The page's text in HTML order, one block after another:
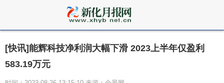
[快讯]能辉科技净利润大幅下滑 2023上半年仅盈利
583.19万元